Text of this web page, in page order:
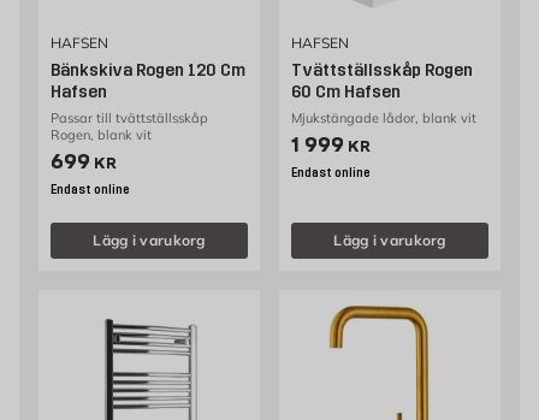
HAFSEN
Bänkskiva Rogen 120 Cm
Hafsen
Passar till tvättställsskåp
Rogen, blank vit
Pris 699 kr
699 KR
Endast online
Lägg i varukorg
HAFSEN
Tvättställsskåp Rogen
60 Cm Hafsen
Mjukstängade lådor, blank vit
Pris 1999 kr
1 999 KR
Endast online
Lägg i varukorg